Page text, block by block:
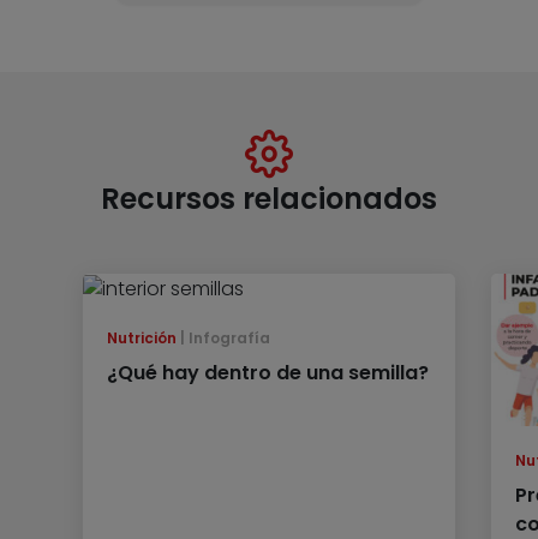
Recursos relacionados
Nutrición Infografía
¿Qué hay dentro de una semilla?